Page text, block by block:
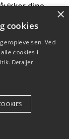
dine
×
cookies
Ved
cookies i
Detaljer